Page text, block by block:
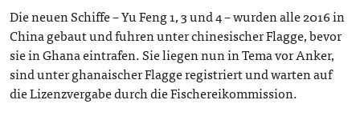
Die neuen Schiffe – Yu Feng 1, 3 und 4 – wurden alle 2016 in
China gebaut und fuhren unter chinesischer Flagge, bevor
sie in Ghana eintrafen. Sie liegen nun in Tema vor Anker,
sind unter ghanaischer Flagge registriert und warten auf
die Lizenzvergabe durch die Fischereikommission.